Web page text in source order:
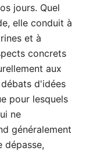
jours. Quel
elle conduit à
et à
concrets
aux
d'idées
pour lesquels
ne
généralement
dépasse,